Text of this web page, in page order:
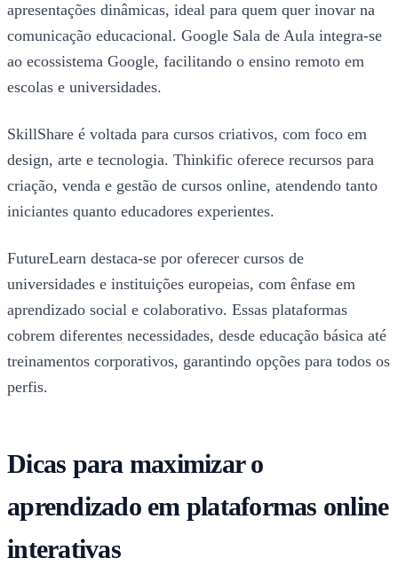
apresentações dinâmicas, ideal para quem quer inovar na
comunicação educacional. Google Sala de Aula integra-se
ao ecossistema Google, facilitando o ensino remoto em
escolas e universidades.
SkillShare é voltada para cursos criativos, com foco em
design, arte e tecnologia. Thinkific oferece recursos para
criação, venda e gestão de cursos online, atendendo tanto
iniciantes quanto educadores experientes.
FutureLearn destaca-se por oferecer cursos de
universidades e instituições europeias, com ênfase em
aprendizado social e colaborativo. Essas plataformas
cobrem diferentes necessidades, desde educação básica até
treinamentos corporativos, garantindo opções para todos os
perfis.
Dicas para maximizar o
aprendizado em plataformas online
interativas